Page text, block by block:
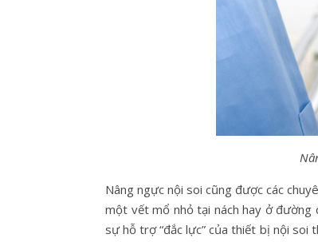
Nâng ngực nội soi cũng được các
một vết mổ nhỏ tại nách hay ở
sự hỗ trợ “đắc lực” của thiết bị nội soi